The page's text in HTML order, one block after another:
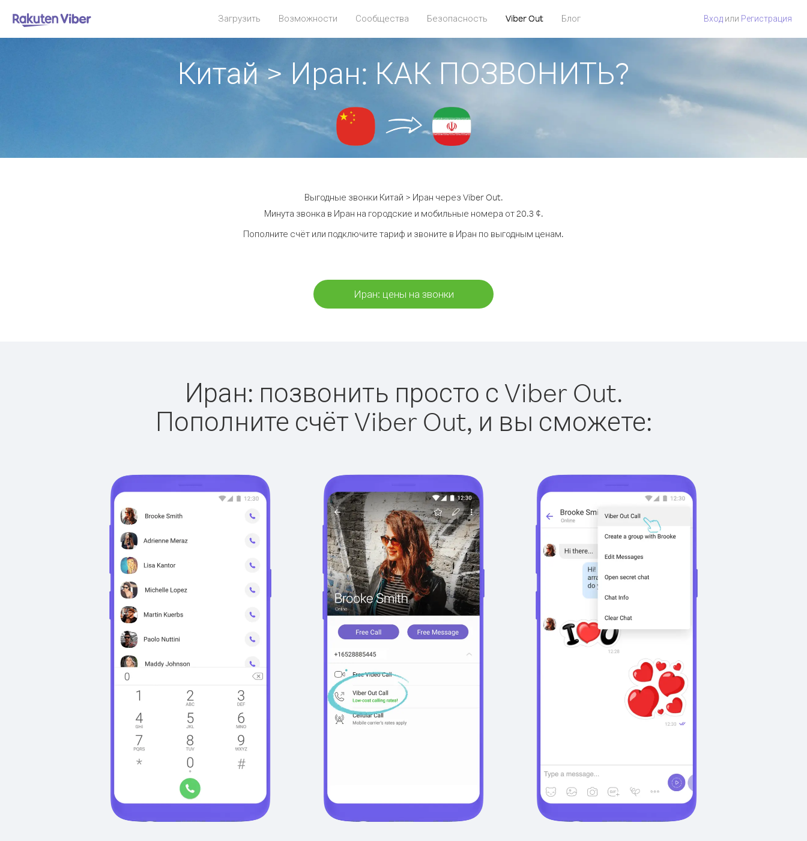
Загрузить Возможности Сообщества Безопасность Viber Out Блог Вход или Регистрация
Китай > Иран: КАК ПОЗВОНИТЬ?
Выгодные звонки Китай > Иран через Viber Out.
Минута звонка в Иран на городские и мобильные номера от 20.3 ¢.
Пополните счёт или подключите тариф и звоните в Иран по выгодным ценам.
Иран: цены на звонки
Иран: позвонить просто с Viber Out.
Пополните счёт Viber Out, и вы сможете: